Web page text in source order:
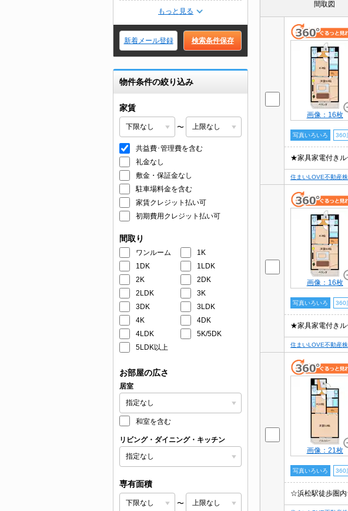
もっと見る
新着メール登録 検索条件保存
物件条件の絞り込み
家賃
〜
共益費･管理費を含む
礼金なし
敷金・保証金なし
駐車場料金を含む
家賃クレジット払い可
初期費用クレジット払い可
間取り
ワンルーム
1K
1DK
1LDK
2K
2DK
2LDK
3K
3DK
3LDK
4K
4DK
4LDK
5K/5DK
5LDK以上
お部屋の広さ
居室
和室を含む
リビング・ダイニング・キッチン
専有面積
〜
間取図
画像：16枚
写真いろいろ 360
住まいLOVE不動産
画像：16枚
写真いろいろ 360
住まいLOVE不動産
画像：21枚
写真いろいろ 360
☆浜松駅徒歩圏内